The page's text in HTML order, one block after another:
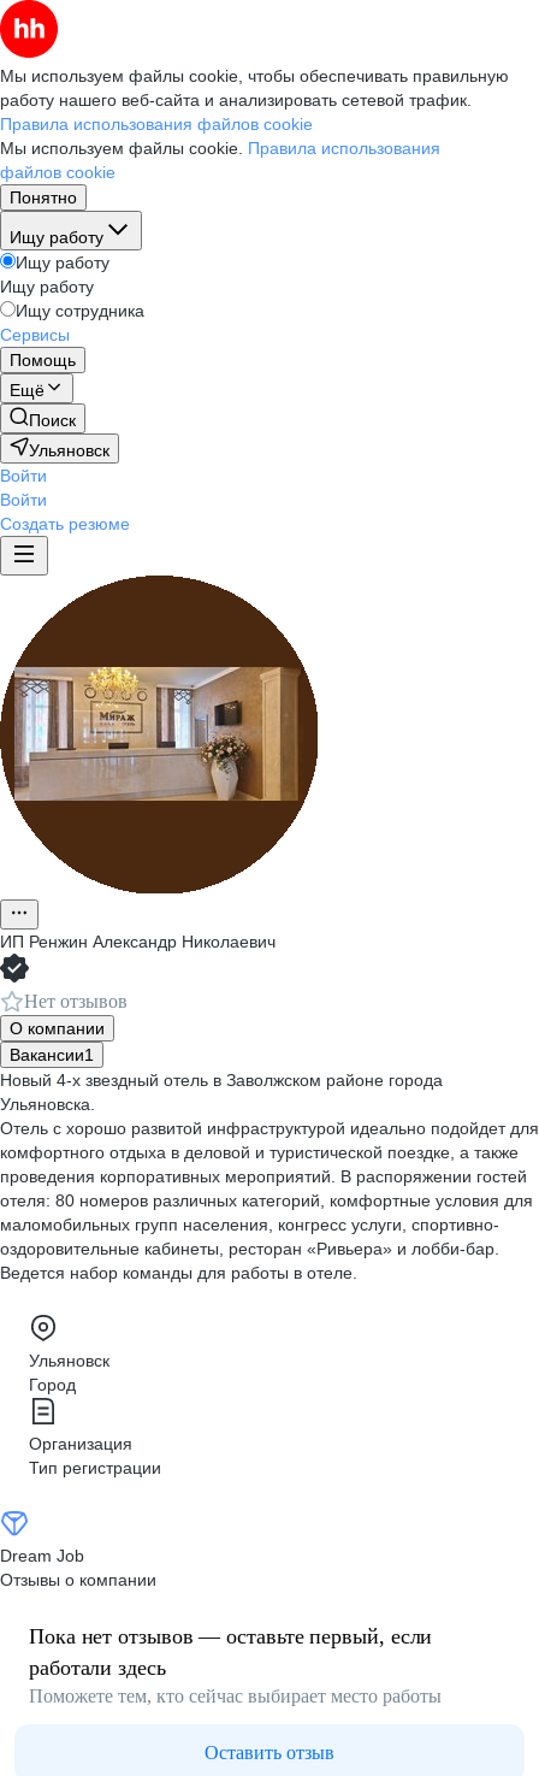
Мы используем файлы cookie, чтобы обеспечивать правильную
работу нашего веб-сайта и анализировать сетевой трафик.
Правила использования файлов cookie
Мы используем файлы cookie. Правила использования
файлов cookie
Понятно
Ищу работу
Ищу работу
Ищу работу
Ищу сотрудника
Сервисы
Помощь
Ещё
Поиск
Ульяновск
Войти
Войти
Создать резюме
ИП Ренжин Александр Николаевич
Нет отзывов
О компании
Вакансии1
Новый 4-х звездный отель в Заволжском районе города
Ульяновска.
Отель с хорошо развитой инфраструктурой идеально подойдет для
комфортного отдыха в деловой и туристической поездке, а также
проведения корпоративных мероприятий. В распоряжении гостей
отеля: 80 номеров различных категорий, комфортные условия для
маломобильных групп населения, конгресс услуги, спортивно-
оздоровительные кабинеты, ресторан «Ривьера» и лобби-бар.
Ведется набор команды для работы в отеле.
Ульяновск
Город
Организация
Тип регистрации
Dream Job
Отзывы о компании
Пока нет отзывов — оставьте первый, если
работали здесь
Поможете тем, кто сейчас выбирает место работы
Оставить отзыв